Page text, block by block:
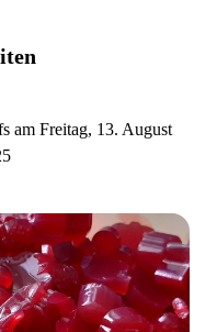
am Freitag, 13. August